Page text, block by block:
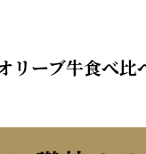
リーブ牛食べ比